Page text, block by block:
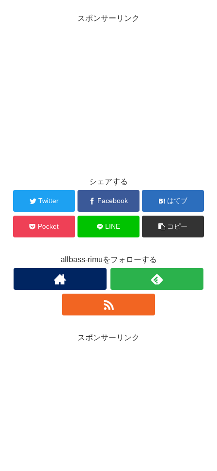
スポンサーリンク
シェアする
Twitter Facebook はてブ
Pocket LINE コピー
allbass-rimuをフォローする
スポンサーリンク